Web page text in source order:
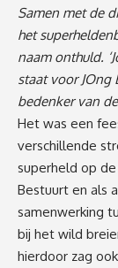
Samen met de
het
naam onthuld.
staat voor JOng
bedenker van
Het was een
verschillende
superheld op
Bestuurt en als
samenwerking
bij het wild
hierdoor zag